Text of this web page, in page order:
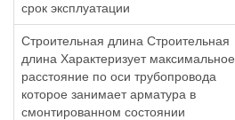
срок эксплуатации
Строительная длина Строительная
длина Характеризует максимальное
расстояние по оси трубопровода
которое занимает арматура в
смонтированном состоянии